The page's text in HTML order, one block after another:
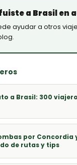
a Brasil en
ayudar a otros
a Brasil: 300
por Concordia
de rutas y tips